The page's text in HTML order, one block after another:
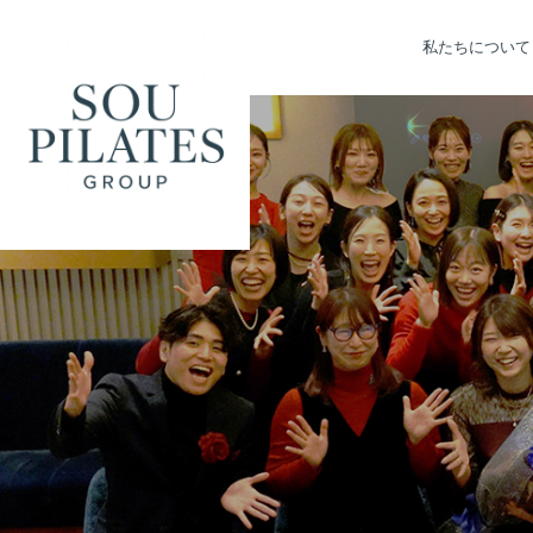
私たちについて